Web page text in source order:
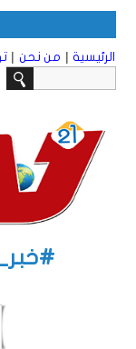
الرئيسية | من نحن |